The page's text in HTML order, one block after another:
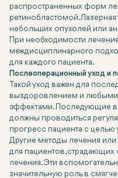
распространенных форм
ретинобластомой.
небольших опухолей или
При необходимости
междисциплинарного
для каждого пациента.
Послеоперационный уход и
Такой уход важен для
выздоровлением и
эффектами. Последующие
должны проводиться
прогресс пациента с целью
Другие методы лечения или
для пациентов, страдающих
лечения. Эти
значительную роль в